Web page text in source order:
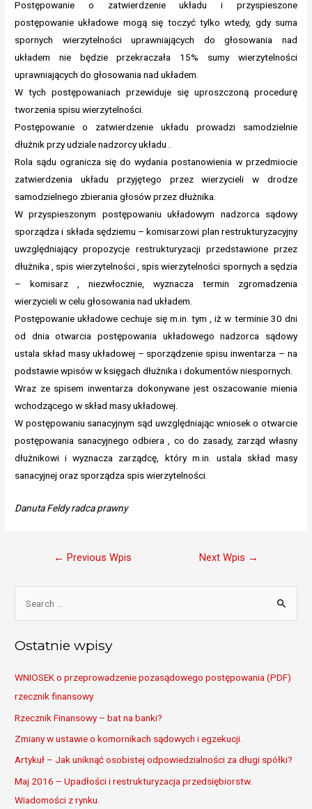
Postępowanie o zatwierdzenie układu i przyspieszone
postępowanie układowe mogą się toczyć tylko wtedy, gdy suma
spornych wierzytelności uprawniających do głosowania nad
układem nie będzie przekraczała 15% sumy wierzytelności
uprawniających do głosowania nad układem.
W tych postępowaniach przewiduje się uproszczoną procedurę
tworzenia spisu wierzytelności.
Postępowanie o zatwierdzenie układu prowadzi samodzielnie
dłużnik przy udziale nadzorcy układu .
Rola sądu ogranicza się do wydania postanowienia w przedmiocie
zatwierdzenia układu przyjętego przez wierzycieli w drodze
samodzielnego zbierania głosów przez dłużnika.
W przyspieszonym postępowaniu układowym nadzorca sądowy
sporządza i składa sędziemu – komisarzowi plan restrukturyzacyjny
uwzględniający propozycje restrukturyzacji przedstawione przez
dłużnika , spis wierzytelności , spis wierzytelności spornych a sędzia
– komisarz , niezwłocznie, wyznacza termin zgromadzenia
wierzycieli w celu głosowania nad układem.
Postępowanie układowe cechuje się m.in. tym , iż w terminie 30 dni
od dnia otwarcia postępowania układowego nadzorca sądowy
ustala skład masy układowej – sporządzenie spisu inwentarza – na
podstawie wpisów w księgach dłużnika i dokumentów niespornych.
Wraz ze spisem inwentarza dokonywane jest oszacowanie mienia
wchodzącego w skład masy układowej.
W postępowaniu sanacyjnym sąd uwzględniając wniosek o otwarcie
postępowania sanacyjnego odbiera , co do zasady, zarząd własny
dłużnikowi i wyznacza zarządcę, który m.in. ustala skład masy
sanacyjnej oraz sporządza spis wierzytelności.
Danuta Feldy radca prawny
Nawigacja
← Previous Wpis Next Wpis →
r
r
:
Ostatnie wpisy
WNIOSEK o przeprowadzenie pozasądowego postępowania (PDF)
rzecznik finansowy
Rzecznik Finansowy – bat na banki?
Zmiany w ustawie o komornikach sądowych i egzekucji.
Artykuł – Jak uniknąć osobistej odpowiedzialności za długi spółki?
Maj 2016 – Upadłości i restrukturyzacja przedsiębiorstw.
Wiadomości z rynku.